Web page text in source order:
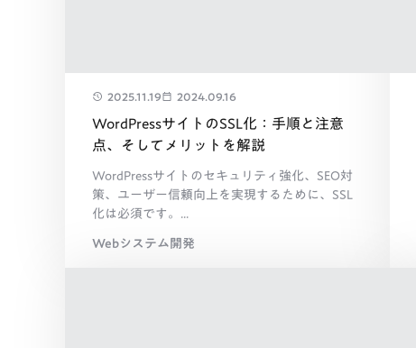
2025.11.19 2024.09.16
WordPressサイトのSSL化：手順と注意
点、そしてメリットを解説
WordPressサイトのセキュリティ強化、SEO対
策、ユーザー信頼向上を実現するために、SSL
化は必須です。...
Webシステム開発